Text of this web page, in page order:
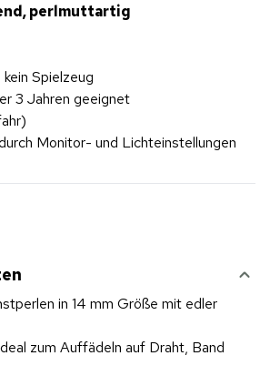
perlmuttartig
Spielzeug
3 Jahren geeignet
Monitor- und Lichteinstellungen
in 14 mm Größe mit edler
zum Auffädeln auf Draht, Band